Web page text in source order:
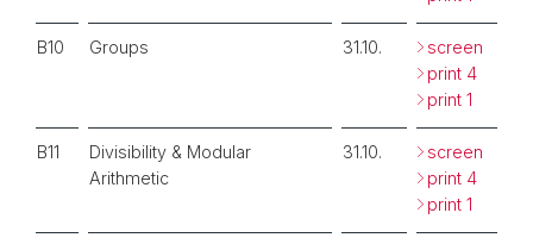
B10 Groups 31.10.
screen
print 4
print 1
B11
Divisibility & Modular
Arithmetic
31.10.
screen
print 4
print 1